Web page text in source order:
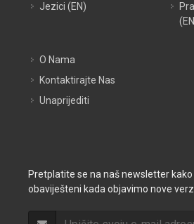
Jezici (EN)
O Nama
Kontaktirajte Nas
Unaprijediti
Pretplatite se na naš newsletter
obaviješteni kada objavimo nove